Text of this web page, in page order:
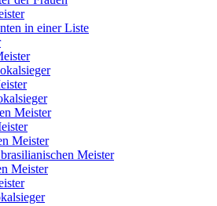
in einer Liste
Meister
Meister
Meister
Meister